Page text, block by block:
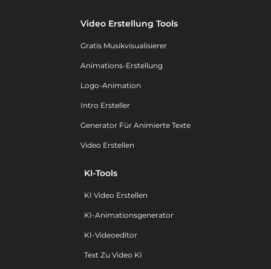
Video Erstellung Tools
Gratis Musikvisualisierer
Animations-Erstellung
Logo-Animation
Intro Ersteller
Generator Für Animierte Texte
Video Erstellen
KI-Tools
KI Video Erstellen
KI-Animationsgenerator
KI-Videoeditor
Text Zu Video KI